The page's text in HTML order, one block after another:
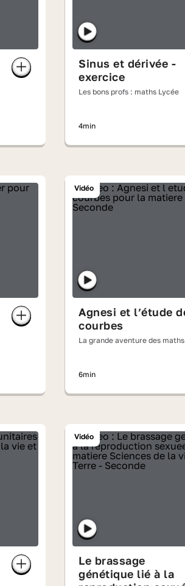
Sinus et dérivée -
exercice
Les bons profs : maths Lycée
4min
Vidéo
Agnesi et l’étude
courbes
La grande aventure des maths
6min
Vidéo
Le brassage
génétique lié à la